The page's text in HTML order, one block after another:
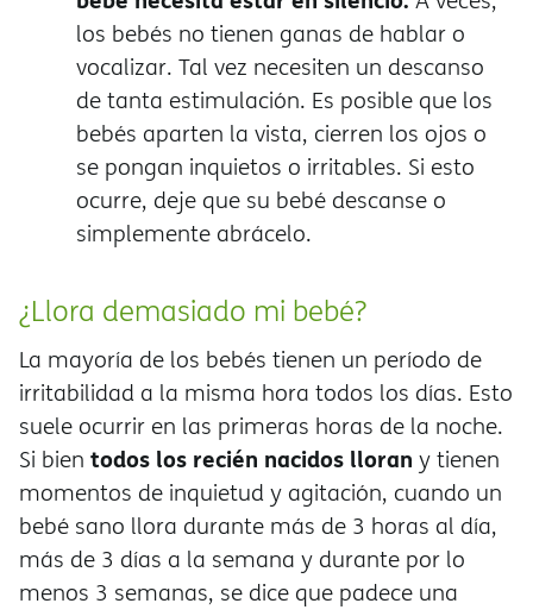
los bebés no tienen ganas de hablar o
vocalizar. Tal vez necesiten un descanso
de tanta estimulación. Es posible que los
bebés aparten la vista, cierren los ojos o
se pongan inquietos o irritables. Si esto
ocurre, deje que su bebé descanse o
simplemente abrácelo.
¿Llora demasiado mi bebé?
La mayoría de los bebés tienen un período de
irritabilidad a la misma hora todos los días. Esto
suele ocurrir en las primeras horas de la noche.
Si bien todos los recién nacidos lloran y tienen
momentos de inquietud y agitación, cuando un
bebé sano llora durante más de 3 horas al día,
más de 3 días a la semana y durante por lo
menos 3 semanas, se dice que padece una